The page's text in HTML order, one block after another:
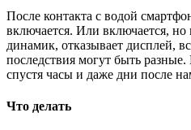
После контакта с водой
включается. Или включается,
динамик, отказывает дисплей,
последствия могут быть
спустя часы и даже дни после
Что делать